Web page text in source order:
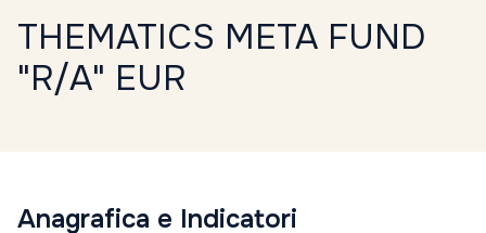
THEMATICS META FUND
"R/A" EUR
Anagrafica e Indicatori